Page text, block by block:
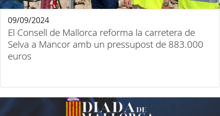
El Consell de Mallorca reforma la carretera de
Selva a Mancor amb un pressupost de 883.000
euros
09/09/2024